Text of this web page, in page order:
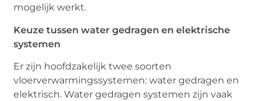
mogelijk werkt.
Keuze tussen water gedragen en elektrische
systemen
Er zijn hoofdzakelijk twee soorten
vloerverwarmingssystemen: water gedragen en
elektrisch. Water gedragen systemen zijn vaak